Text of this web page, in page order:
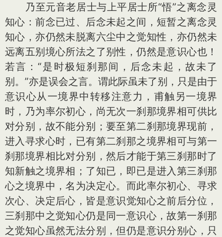
乃至元音老居士与上平居士所“悟”之离念灵
知心：前念已过、后念未起之间，短暂之离念灵
知心，亦仍然未脱离六尘中之觉知性，亦仍然未
远离五别境心所法之了别性，仍然是意识心也！
若言：“是时极短刹那间，后念未起，故未了
别。”亦是误会之言。谓此际虽未了别，只是由于
意识心从一境界中转移注意力，甫触另一境界
时，乃为率尔初心，尚无次一刹那境界相可供比
对分别，故不能分别；要至第二刹那境界现前，
进入寻求心时，已有第二刹那之境界相可与第一
刹那境界相比对分别，然后才能于第三刹那时了
知新触之境界相；了知已，即已是进入第三刹那
心之境界中，名为决定心。而此率尔初心、寻求
次心、决定后心，皆是意识觉知心之前后分位，
三刹那中之觉知心仍是同一意识心，故第一刹那
之觉知心虽然无法分别，但仍是意识分别心，只